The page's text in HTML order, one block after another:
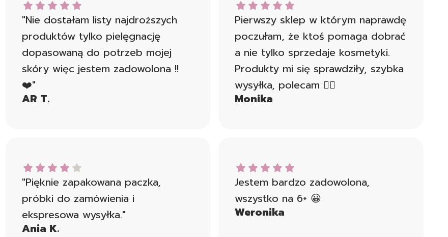
AR T. dał ocenę: 5
"Nie dostałam listy najdroższych
produktów tylko pielęgnację
dopasowaną do potrzeb mojej
skóry więc jestem zadowolona !!
❤️"
AR T.
Monika dał ocenę: 5
Pierwszy sklep w którym naprawdę
poczułam, że ktoś pomaga dobrać
a nie tylko sprzedaje kosmetyki.
Produkty mi się sprawdziły, szybka
wysyłka, polecam 👍🏻
Monika
Ania K. dał ocenę: 4
"Pięknie zapakowana paczka,
próbki do zamówienia i
ekspresowa wysyłka."
Ania K.
Weronika dał ocenę: 5
Jestem bardzo zadowolona,
wszystko na 6+ 😀
Weronika